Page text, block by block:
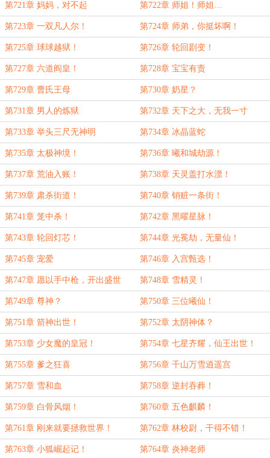
第721章 妈妈，对不起 第722章 师姐！师姐…
第723章 一双凡人尔！ 第724章 师弟，你挺坏啊！
第725章 球球越狱！ 第726章 轮回剧变！
第727章 六道阎皇！ 第728章 宝宝有责
第729章 曹氏王母 第730章 奶星？
第731章 男人的炼狱 第732章 天下之大，无我一寸
第733章 举头三尺无神明 第734章 冰晶蓝蛇
第735章 太极神境！ 第736章 曦和城劫源！
第737章 荒油入账！ 第738章 天灵盖打水漂！
第739章 肃杀街道！ 第740章 销赃一条街！
第741章 笼中杀！ 第742章 黑曜星脉！
第743章 轮回灯芯！ 第744章 光冕劫，无量仙！
第745章 宠爱 第746章 入宫甄选！
第747章 愿以手中枪，开出盛世
天！
第748章 雪精灵！
第749章 尊神？ 第750章 三位曦仙！
第751章 箭神出世！ 第752章 太阴神体？
第753章 少女魔的皇冠！ 第754章 七星齐耀，仙王出世！
第755章 爹之狂喜 第756章 千山万雪逍遥宫
第757章 雪和血 第758章 逆封吞葬！
第759章 白骨风烟！ 第760章 五色麒麟！
第761章 刚来就要拯救世界！ 第762章 林校尉，干得不错！
第763章 小狐崛起记！ 第764章 炎神老师